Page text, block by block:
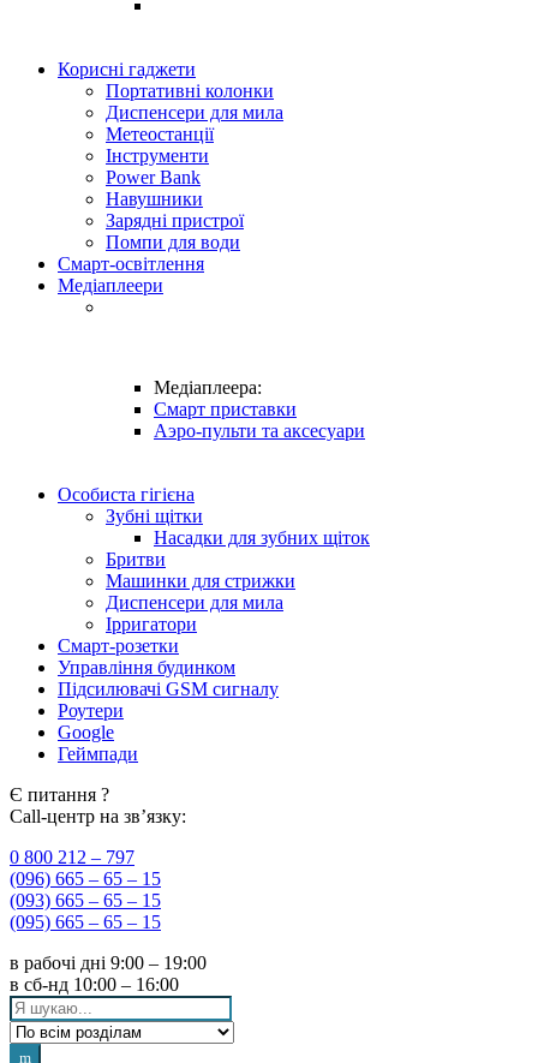
Корисні гаджети
Портативні колонки
Диспенсери для мила
Метеостанції
Інструменти
Power Bank
Навушники
Зарядні пристрої
Помпи для води
Смарт-освітлення
Медіаплеери
Медіаплеера:
Смарт приставки
Аэро-пульти та аксесуари
Особиста гігієна
Зубні щітки
Насадки для зубних щіток
Бритви
Машинки для стрижки
Диспенсери для мила
Ірригатори
Смарт-розетки
Управління будинком
Підсилювачі GSM сигналу
Роутери
Google
Геймпади
Є питання ?
Call-центр на зв’язку:
0 800 212 – 797
(096) 665 – 65 – 15
(093) 665 – 65 – 15
(095) 665 – 65 – 15
в рабочі дні 9:00 – 19:00
в сб-нд 10:00 – 16:00
Search
for: